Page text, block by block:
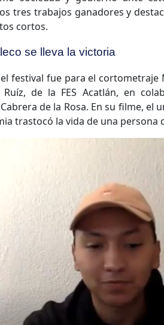
tres trabajos ganadores y
cortos.
se lleva la victoria
festival fue para el cortometraje
de la FES Acatlán, en
de la Rosa. En su filme,
trastocó la vida de una persona